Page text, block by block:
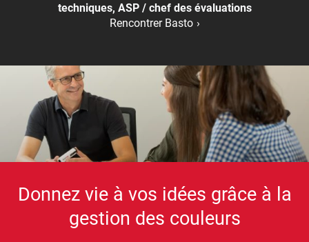
techniques, ASP / chef des évaluations
Rencontrer Basto
Donnez vie à vos idées grâce à la
gestion des couleurs